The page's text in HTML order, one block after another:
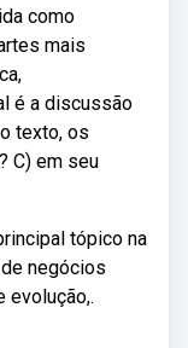
como
mais
é a discussão
texto, os
C) em seu
tópico na
negócios
evolução,.